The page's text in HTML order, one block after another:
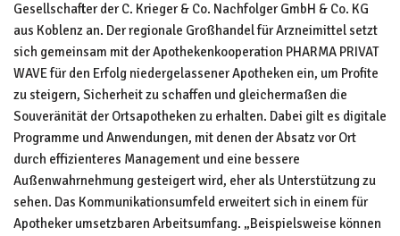
Gesellschafter der C. Krieger & Co. Nachfolger GmbH & Co. KG
aus Koblenz an. Der regionale Großhandel für Arzneimittel setzt
sich gemeinsam mit der Apothekenkooperation PHARMA PRIVAT
WAVE für den Erfolg niedergelassener Apotheken ein, um Profite
zu steigern, Sicherheit zu schaffen und gleichermaßen die
Souveränität der Ortsapotheken zu erhalten. Dabei gilt es digitale
Programme und Anwendungen, mit denen der Absatz vor Ort
durch effizienteres Management und eine bessere
Außenwahrnehmung gesteigert wird, eher als Unterstützung zu
sehen. Das Kommunikationsumfeld erweitert sich in einem für
Apotheker umsetzbaren Arbeitsumfang. „Beispielsweise können